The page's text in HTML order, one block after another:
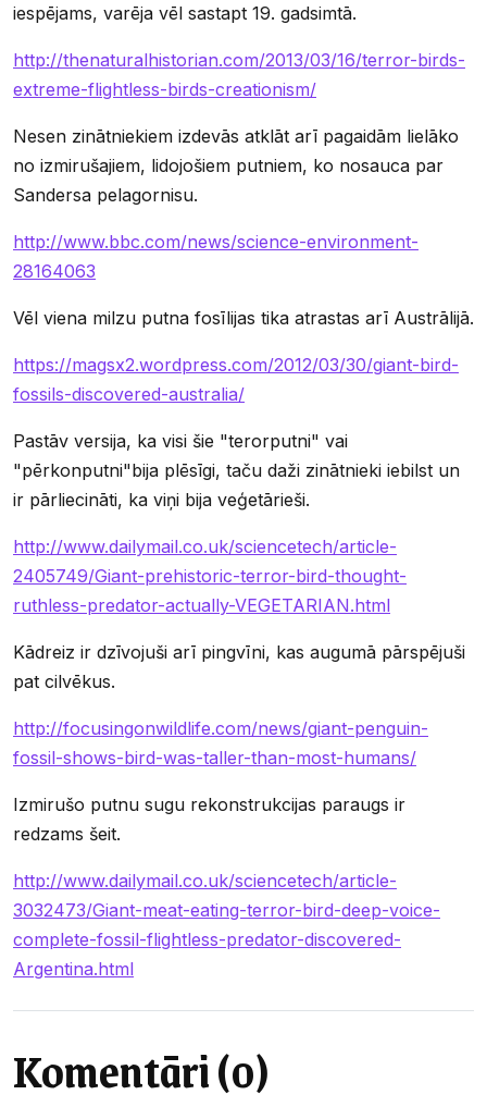
iespējams, varēja vēl sastapt 19. gadsimtā.
http://thenaturalhistorian.com/2013/03/16/terror-birds-
extreme-flightless-birds-creationism/
Nesen zinātniekiem izdevās atklāt arī pagaidām lielāko
no izmirušajiem, lidojošiem putniem, ko nosauca par
Sandersa pelagornisu.
http://www.bbc.com/news/science-environment-
28164063
Vēl viena milzu putna fosīlijas tika atrastas arī Austrālijā.
https://magsx2.wordpress.com/2012/03/30/giant-bird-
fossils-discovered-australia/
Pastāv versija, ka visi šie "terorputni" vai
"pērkonputni"bija plēsīgi, taču daži zinātnieki iebilst un
ir pārliecināti, ka viņi bija veģetārieši.
http://www.dailymail.co.uk/sciencetech/article-
2405749/Giant-prehistoric-terror-bird-thought-
ruthless-predator-actually-VEGETARIAN.html
Kādreiz ir dzīvojuši arī pingvīni, kas augumā pārspējuši
pat cilvēkus.
http://focusingonwildlife.com/news/giant-penguin-
fossil-shows-bird-was-taller-than-most-humans/
Izmirušo putnu sugu rekonstrukcijas paraugs ir
redzams šeit.
http://www.dailymail.co.uk/sciencetech/article-
3032473/Giant-meat-eating-terror-bird-deep-voice-
complete-fossil-flightless-predator-discovered-
Argentina.html
Komentāri (0)